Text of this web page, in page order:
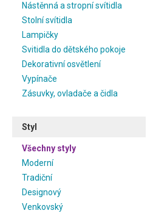
Nástěnná a stropní svítidla
Stolní svítidla
Lampičky
Svitidla do dětského pokoje
Dekorativní osvětlení
Vypínače
Zásuvky, ovladače a čidla
Styl
Všechny styly
Moderní
Tradiční
Designový
Venkovský